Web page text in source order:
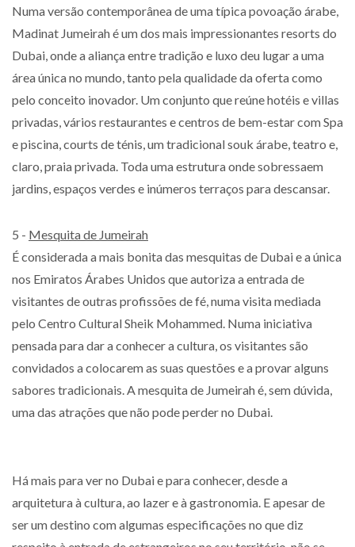
Numa versão contemporânea de uma típica povoação árabe,
Madinat Jumeirah é um dos mais impressionantes resorts do
Dubai, onde a aliança entre tradição e luxo deu lugar a uma
área única no mundo, tanto pela qualidade da oferta como
pelo conceito inovador. Um conjunto que reúne hotéis e villas
privadas, vários restaurantes e centros de bem-estar com Spa
e piscina, courts de ténis, um tradicional souk árabe, teatro e,
claro, praia privada. Toda uma estrutura onde sobressaem
jardins, espaços verdes e inúmeros terraços para descansar.
5 - Mesquita de Jumeirah
É considerada a mais bonita das mesquitas de Dubai e a única
nos Emiratos Árabes Unidos que autoriza a entrada de
visitantes de outras profissões de fé, numa visita mediada
pelo Centro Cultural Sheik Mohammed. Numa iniciativa
pensada para dar a conhecer a cultura, os visitantes são
convidados a colocarem as suas questões e a provar alguns
sabores tradicionais. A mesquita de Jumeirah é, sem dúvida,
uma das atrações que não pode perder no Dubai.
Há mais para ver no Dubai e para conhecer, desde a
arquitetura à cultura, ao lazer e à gastronomia. E apesar de
ser um destino com algumas especificações no que diz